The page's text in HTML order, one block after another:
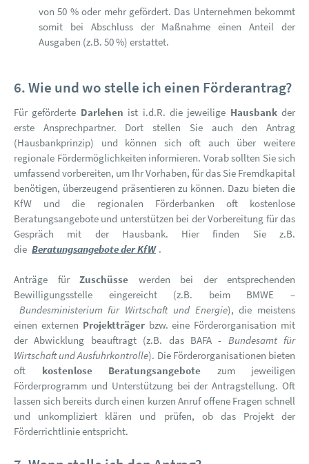
von 50 % oder mehr gefördert. Das Unternehmen bekommt
somit bei Abschluss der Maßnahme einen Anteil der
Ausgaben (z.B. 50 %) erstattet.
6. Wie und wo stelle ich einen Förderantrag?
Für geförderte Darlehen ist i.d.R. die jeweilige Hausbankder
erste Ansprechpartner. Dort stellen Sie auch den Antrag
(Hausbankprinzip) und können sich oft auch über weitere
regionale Fördermöglichkeiten informieren. Vorab sollten Sie sich
umfassend vorbereiten, um Ihr Vorhaben, für das Sie Fremdkapital
benötigen, überzeugend präsentieren zu können. Dazu bieten die
KfW und die regionalen Förderbanken oft kostenlose
Beratungsangebote und unterstützen bei der Vorbereitung für das
Gespräch mit der Hausbank. Hier finden Sie z.B.
die Beratungsangebote der KfW .
Anträge für Zuschüsse werden bei der entsprechenden
Bewilligungsstelle eingereicht (z.B. beim BMWE –
Bundesministerium für Wirtschaft und Energie), die meistens
einen externen Projektträgerbzw. eine Förderorganisation mit
der Abwicklung beauftragt (z.B. das BAFA - Bundesamt für
Wirtschaft und Ausfuhrkontrolle). Die Förderorganisationen bieten
oft kostenlose Beratungsangebote zum jeweiligen
Förderprogramm und Unterstützung bei der Antragstellung. Oft
lassen sich bereits durch einen kurzen Anruf offene Fragen schnell
und unkompliziert klären und prüfen, ob das Projekt der
Förderrichtlinie entspricht.